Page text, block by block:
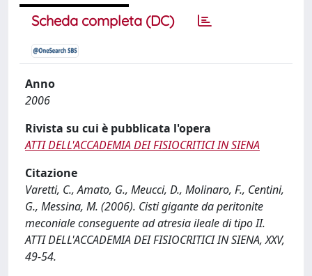
Scheda completa (DC)
Anno
2006
Rivista su cui è pubblicata l'opera
ATTI DELL'ACCADEMIA DEI FISIOCRITICI IN SIENA
Citazione
Varetti, C., Amato, G., Meucci, D., Molinaro, F., Centini,
G., Messina, M. (2006). Cisti gigante da peritonite
meconiale conseguente ad atresia ileale di tipo II.
ATTI DELL'ACCADEMIA DEI FISIOCRITICI IN SIENA, XXV,
49-54.